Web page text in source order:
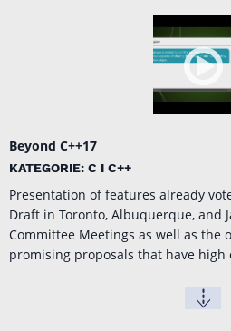
Beyond C++17
KATEGORIE: C I C++
Presentation of features already
Draft in Toronto, Albuquerque, and
Committee Meetings as well as the
promising proposals that have high